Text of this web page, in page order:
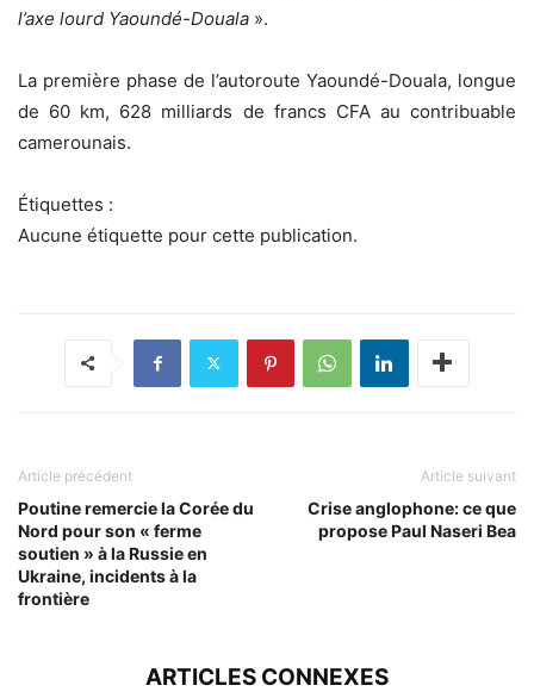
l’axe lourd Yaoundé-Douala ».
La première phase de l’autoroute Yaoundé-Douala, longue
de 60 km, 628 milliards de francs CFA au contribuable
camerounais.
Étiquettes :
Aucune étiquette pour cette publication.
Article précédent
Poutine remercie la Corée du
Nord pour son « ferme
soutien » à la Russie en
Ukraine, incidents à la
frontière
Article suivant
Crise anglophone: ce que
propose Paul Naseri Bea
ARTICLES CONNEXES